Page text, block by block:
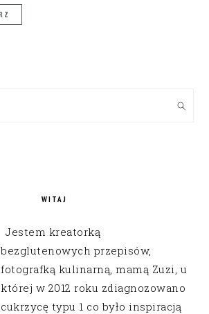
WITAJ
Jestem kreatorką
bezglutenowych przepisów,
fotografką kulinarną, mamą Zuzi, u
której w 2012 roku zdiagnozowano
cukrzycę typu 1 co było inspiracją